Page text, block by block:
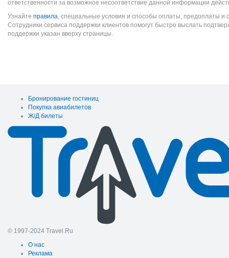
ответственности за возможное несоответствие данной информации
Узнайте правила, специальные условия и способы оплаты, предоплаты и
Сотрудники сервиса поддержки клиентов помогут быстро выслать
поддержки указан вверху страницы.
Бронирование гостиниц
Покупка авиабилетов
Ж/Д билеты
© 1997-2024 Travel.Ru
О нас
Реклама